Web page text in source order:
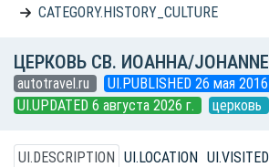
CATEGORY.HISTORY_CULTURE
ЦЕРКОВЬ СВ. ИОАННА/
autotravel.ru
UI.PUBLISHED 26 мая 2016
UI.UPDATED 6 августа 2026 г.
церковь
UI.DESCRIPTION UI.LOCATION